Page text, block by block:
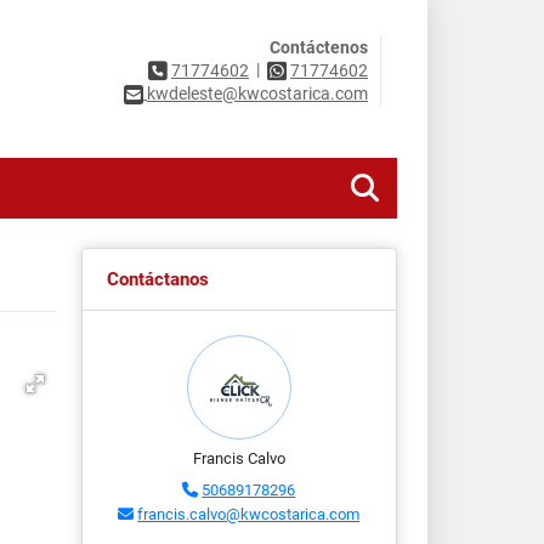
Contáctenos
71774602 |
71774602
kwdeleste@kwcostarica.com
Contáctanos
Francis Calvo
50689178296
francis.calvo@kwcostarica.com